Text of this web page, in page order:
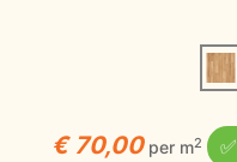
€ 70,00 per m2 ✅